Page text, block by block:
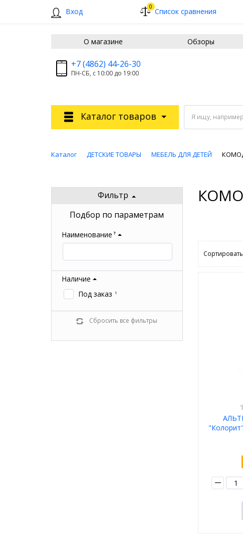
Вход 0 Список сравнения
О магазине Обзоры
+7 (4862) 44-26-30
ПН-СБ, с 10:00 до 19:00
Я ищу,
Каталог товаров
Каталог ДЕТСКИЕ ТОВАРЫ МЕБЕЛЬ ДЛЯ ДЕТЕЙ
Фильтр
Подбор по параметрам
Наименование ?
Наличие
Под заказ
1
Сбросить все фильтры